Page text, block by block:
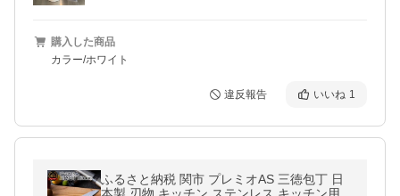
購入した商品
カラー/ホワイト
違反報告 いいね 1
ふるさと納税 関市 プレミオAS 三徳包丁 日